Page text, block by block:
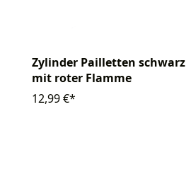
Zylinder Pailletten schwarz
mit roter Flamme
12,99 €*